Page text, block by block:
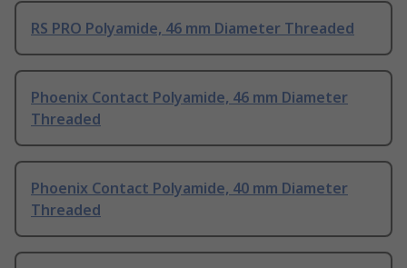
RS PRO Polyamide, 46 mm Diameter Threaded
Phoenix Contact Polyamide, 46 mm Diameter
Threaded
Phoenix Contact Polyamide, 40 mm Diameter
Threaded